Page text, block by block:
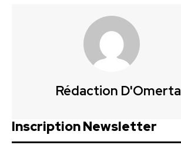
Rédaction D'Omerta
Inscription Newsletter